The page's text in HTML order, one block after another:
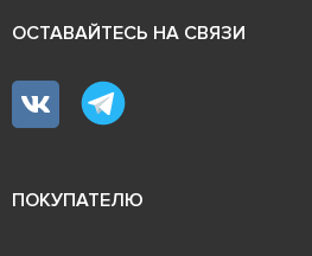
ОСТАВАЙТЕСЬ НА СВЯЗИ
ПОКУПАТЕЛЮ